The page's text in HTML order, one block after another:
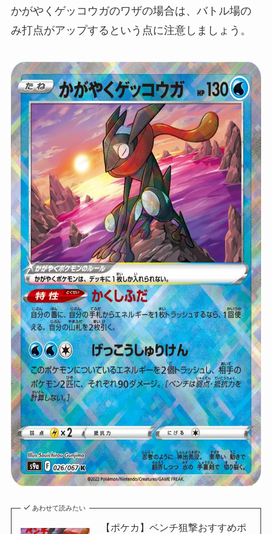
かがやくゲッコウガのワザの場合は、バトル場の
み打点がアップするという点に注意しましょう。
あわせて読みたい
【ポケカ】ベンチ狙撃おすすめポ